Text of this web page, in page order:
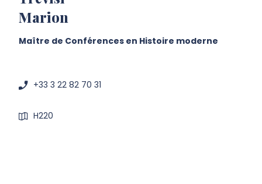
Marion
Maître de Conférences en Histoire moderne
+33 3 22 82 70 31
H220